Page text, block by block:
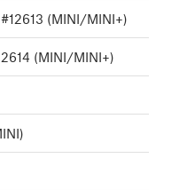
(MINI/MINI+)
(MINI/MINI+)